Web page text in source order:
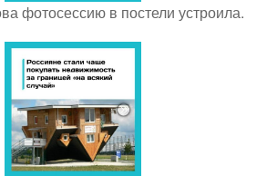
фотосессию в постели устроила.